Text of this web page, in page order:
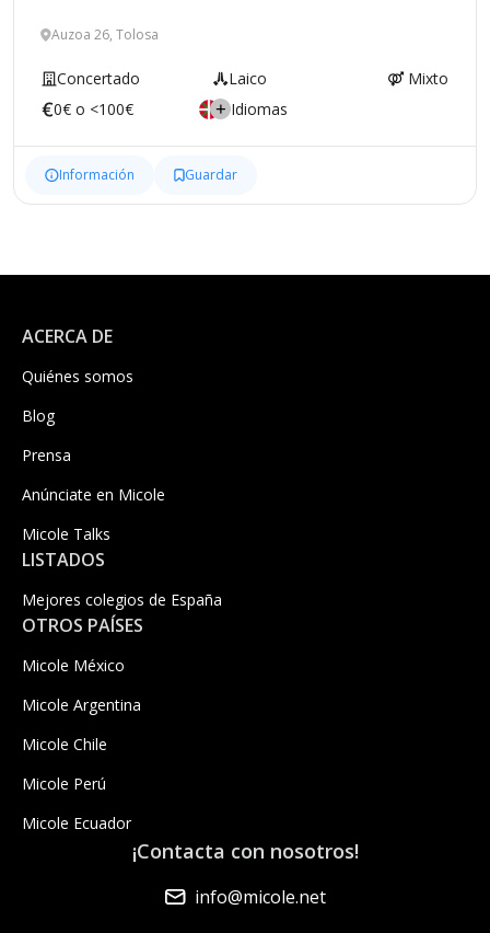
Auzoa 26, Tolosa
Concertado Laico
Mixto
0€ o <100€
Idiomas
Información Guardar
ACERCA DE
Quiénes somos
Blog
Prensa
Anúnciate en Micole
Micole Talks
LISTADOS
Mejores colegios de España
OTROS PAÍSES
Micole México
Micole Argentina
Micole Chile
Micole Perú
Micole Ecuador
¡Contacta con nosotros!
info@micole.net